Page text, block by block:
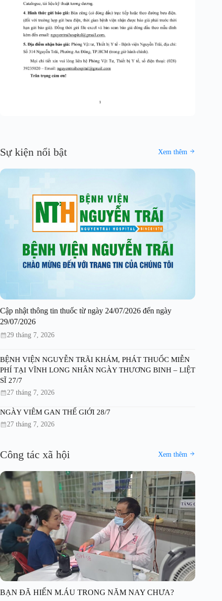
Sự kiện nổi bật Xem thêm
Cập nhật thông tin thuốc từ ngày 24/07/2026 đến ngày
29/07/2026
29 tháng 7, 2026
BỆNH VIỆN NGUYỄN TRÃI KHÁM, PHÁT THUỐC MIỄN
PHÍ TẠI VĨNH LONG NHÂN NGÀY THƯƠNG BINH – LIỆT
SĨ 27/7
27 tháng 7, 2026
NGÀY VIÊM GAN THẾ GIỚI 28/7
27 tháng 7, 2026
Công tác xã hội Xem thêm
BẠN ĐÃ HIẾN M.ÁU TRONG NĂM NAY CHƯA?